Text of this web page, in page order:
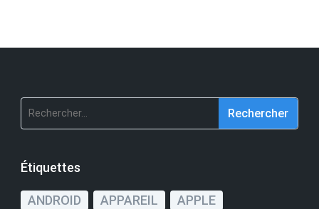
Rechercher :
Étiquettes
ANDROID APPAREIL
APPLE